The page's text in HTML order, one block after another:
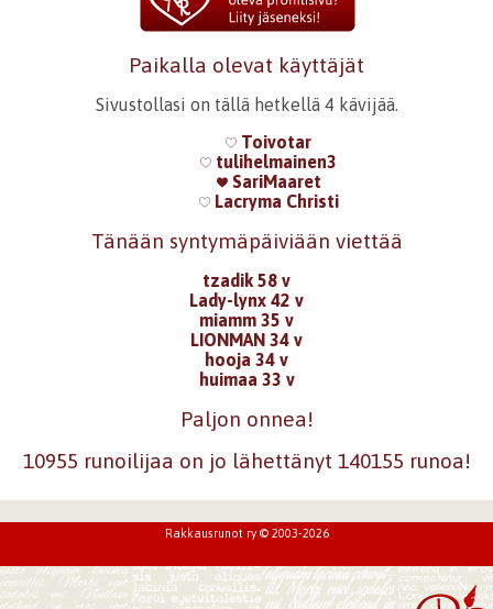
Paikalla olevat käyttäjät
Sivustollasi on tällä hetkellä 4 kävijää.
Toivotar
tulihelmainen3
SariMaaret
Lacryma Christi
Tänään syntymäpäiviään viettää
tzadik 58 v
Lady-lynx 42 v
miamm 35 v
LIONMAN 34 v
hooja 34 v
huimaa 33 v
Paljon onnea!
10955 runoilijaa on jo lähettänyt 140155 runoa!
Rakkausrunot ry © 2003-2026